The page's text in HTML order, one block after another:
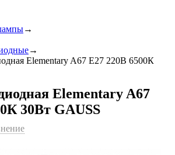
→
→
Elementary A67 Е27 220В 6500К
Elementary A67
30Вт GAUSS